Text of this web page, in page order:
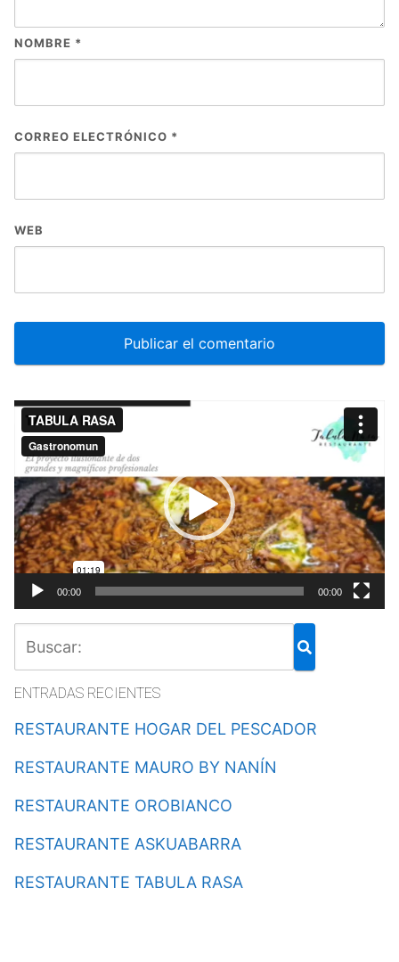
NOMBRE *
CORREO ELECTRÓNICO *
WEB
Reproductor
de
vídeo
00:00 00:00
ENTRADAS RECIENTES
RESTAURANTE HOGAR DEL PESCADOR
RESTAURANTE MAURO BY NANÍN
RESTAURANTE OROBIANCO
RESTAURANTE ASKUABARRA
RESTAURANTE TABULA RASA